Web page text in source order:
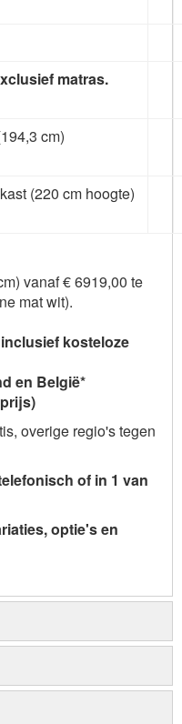
matras.
cm)
(220 cm hoogte)
vanaf € 6919,00 te
mat wit).
kosteloze
en België*
overige regio's tegen
of in 1 van
optie's en